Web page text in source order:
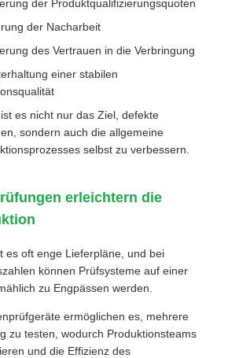
der Produktqualifizierungsquoten
der Nacharbeit
des Vertrauen in die Verbringung
einer stabilen
es nicht nur das Ziel, defekte
sondern auch die allgemeine
selbst zu verbessern.
erleichtern die
es oft enge Lieferpläne, und bei
können Prüfsysteme auf einer
zu Engpässen werden.
ermöglichen es, mehrere
zu testen, wodurch Produktionsteams
und die Effizienz des